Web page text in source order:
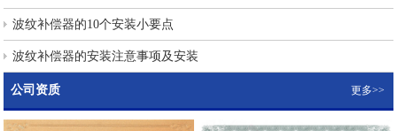
波纹补偿器的10个安装小要点
波纹补偿器的安装注意事项及安装
公司资质 更多>>